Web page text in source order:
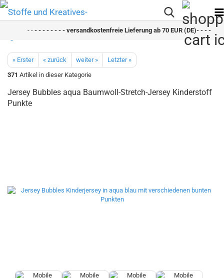
- - - - - - - - versandkostenfreie Lieferung ab 70 EUR (DE)- - - - - - -
« Erster « zurück weiter »
Letzter »
371 Artikel in dieser Kategorie
Jersey Bubbles aqua Baumwoll-Stretch-Jersey Kinderstoff
Punkte